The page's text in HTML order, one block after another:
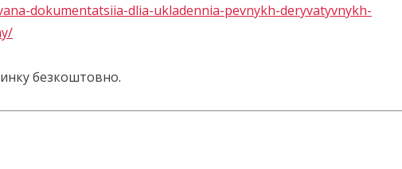
dokumentatsiia-dlia-ukladennia-pevnykh-deryvatyvnykh-
безкоштовно.